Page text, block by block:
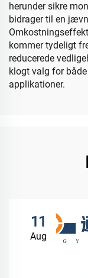
herunder sikre
bidrager til en
kommer tydeligt
reducerede
klogt valg for
applikationer.
11
Aug